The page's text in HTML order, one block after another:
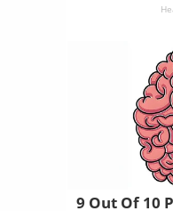
9 Out Of 10